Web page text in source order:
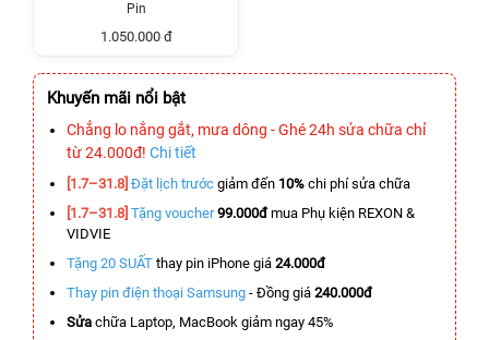
Pin
1.050.000 đ
Khuyến mãi nổi bật
Chẳng lo nắng gắt, mưa dông - Ghé 24h sửa chữa chỉ
từ 24.000đ! Chi tiết
[1.7–31.8] Đặt lịch trước giảm đến 10% chi phí sửa chữa
[1.7–31.8] Tặng voucher 99.000đmua Phụ kiện REXON &
VIDVIE
Tặng 20 SUẤT thay pin iPhone giá 24.000đ
Thay pin điện thoại Samsung - Đồng giá 240.000đ
Sửa chữa Laptop, MacBook giảm ngay 45%